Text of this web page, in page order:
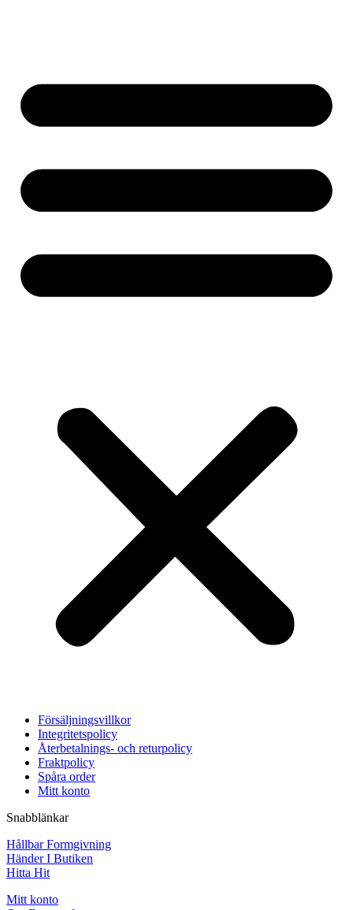
Försäljningsvillkor
Integritetspolicy
Återbetalnings- och returpolicy
Fraktpolicy
Spåra order
Mitt konto
Snabblänkar
Hållbar Formgivning
Händer I Butiken
Hitta Hit
Mitt konto